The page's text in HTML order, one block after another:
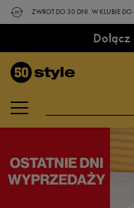
ZWROT DO 30 DNI. W KLUBIE